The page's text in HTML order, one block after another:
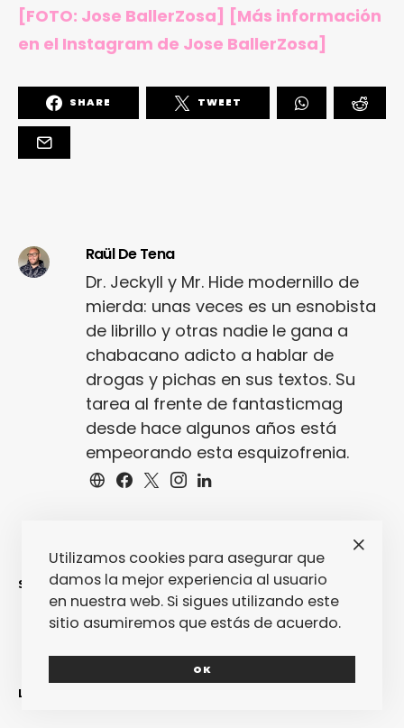
[FOTO: Jose BallerZosa] [Más información
en el Instagram de Jose BallerZosa]
SHARE TWEET
Raül De Tena
Dr. Jeckyll y Mr. Hide modernillo de
mierda: unas veces es un esnobista
de librillo y otras nadie le gana a
chabacano adicto a hablar de
drogas y pichas en sus textos. Su
tarea al frente de fantasticmag
desde hace algunos años está
empeorando esta esquizofrenia.
SINCERAMENTE
LO MÁS RECIENTE
Utilizamos cookies para asegurar que
damos la mejor experiencia al usuario
en nuestra web. Si sigues utilizando este
sitio asumiremos que estás de acuerdo.
OK